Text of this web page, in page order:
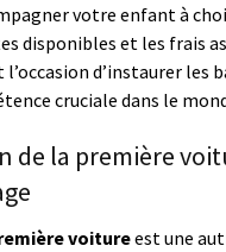
votre enfant à
disponibles et les frais
l’occasion d’instaurer
cruciale dans le
de la première
voitureest une